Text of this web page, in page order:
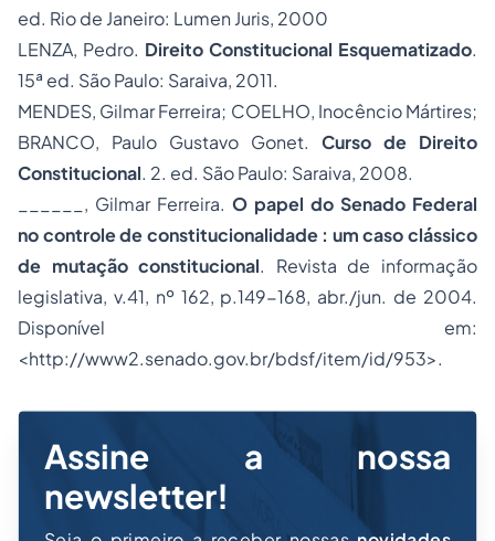
ed. Rio de Janeiro: Lumen Juris, 2000
LENZA, Pedro. Direito Constitucional Esquematizado.
15ª ed. São Paulo: Saraiva, 2011.
MENDES, Gilmar Ferreira; COELHO, Inocêncio Mártires;
BRANCO, Paulo Gustavo Gonet. Curso de Direito
Constitucional. 2. ed. São Paulo: Saraiva, 2008.
______, Gilmar Ferreira. O papel do Senado Federal
nocontrole de constitucionalidade: um caso clássico
de mutação constitucional. Revista de informação
legislativa, v.41, nº 162, p.149-168, abr./jun. de 2004.
Disponível em:
<http://www2.senado.gov.br/bdsf/item/id/953>.
Assine a nossa
newsletter!